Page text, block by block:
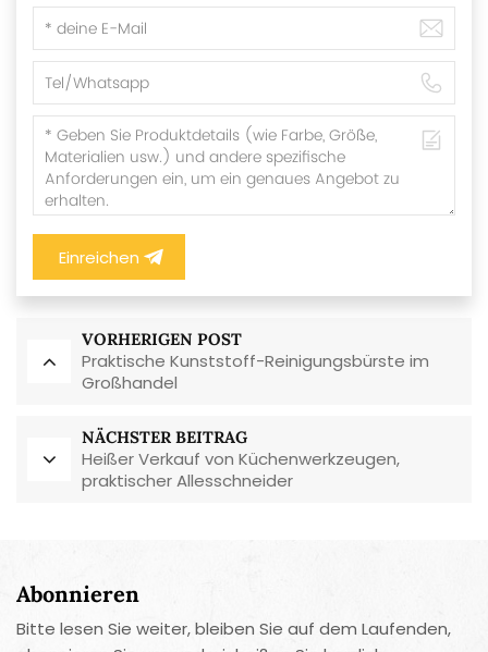
Einreichen
VORHERIGEN POST
Praktische Kunststoff-Reinigungsbürste im
Großhandel
NÄCHSTER BEITRAG
Heißer Verkauf von Küchenwerkzeugen,
praktischer Allesschneider
Abonnieren
Bitte lesen Sie weiter, bleiben Sie auf dem Laufenden,